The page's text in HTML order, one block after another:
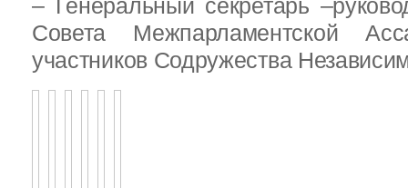
– Генеральный секретарь
Совета Межпарламентской
участников Содружества